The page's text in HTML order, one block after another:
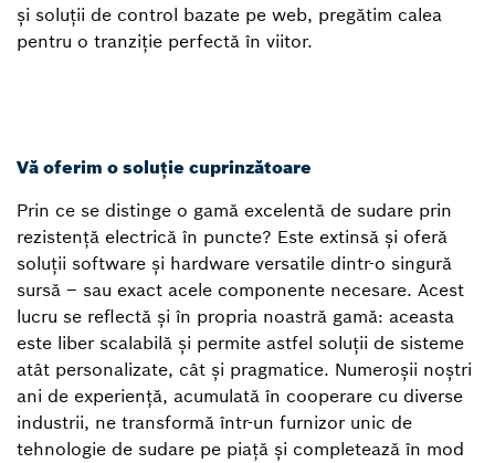
și soluții de control bazate pe web, pregătim calea
pentru o tranziție perfectă în viitor.
Vă oferim o soluție cuprinzătoare
Prin ce se distinge o gamă excelentă de sudare prin
rezistență electrică în puncte? Este extinsă și oferă
soluții software și hardware versatile dintr-o singură
sursă – sau exact acele componente necesare. Acest
lucru se reflectă și în propria noastră gamă: aceasta
este liber scalabilă și permite astfel soluții de sisteme
atât personalizate, cât și pragmatice. Numeroșii noștri
ani de experiență, acumulată în cooperare cu diverse
industrii, ne transformă într-un furnizor unic de
tehnologie de sudare pe piață și completează în mod